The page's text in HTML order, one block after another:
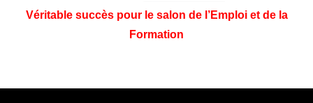
Véritable succès pour le salon de l’Emploi et de la
Formation